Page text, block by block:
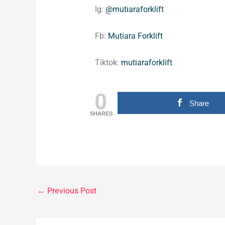
Ig: @mutiaraforklift
Fb: Mutiara Forklift
Tiktok: mutiaraforklift
0
SHARES
Share
← Previous Post